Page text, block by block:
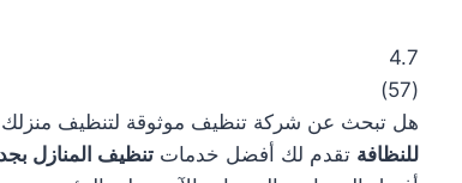
4.7
(
57
)
هل تبحث عن شركة تنظيف موثوقة لتنظيف
للنظافة تقدم لك أفضل خدمات تنظيف المنازل